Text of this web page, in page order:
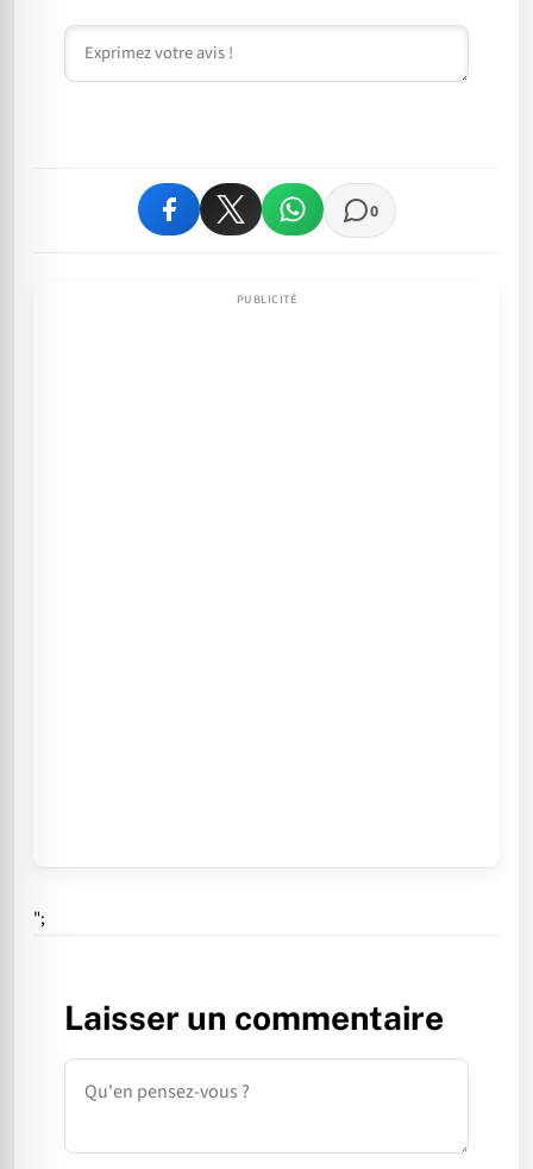
Commentaire
0
";
Laisser un commentaire
Commentaire